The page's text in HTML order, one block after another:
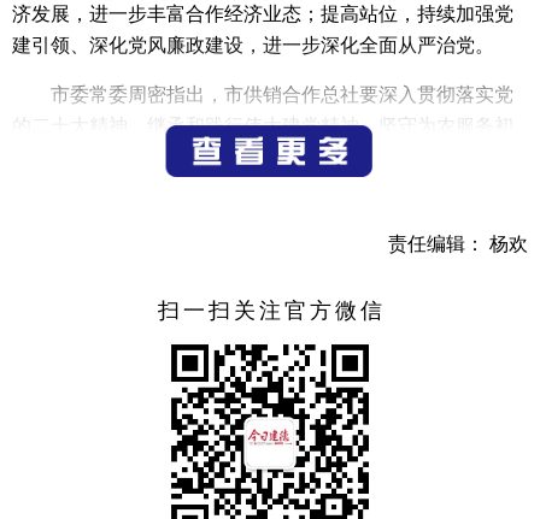
济发展，进一步丰富合作经济业态；提高站位，持续加强党
建引领、深化党风廉政建设，进一步深化全面从严治党。
市委常委周密指出，市供销合作总社要深入贯彻落实党
的二十大精神，继承和践行伟大建党精神，坚守为农服务初
心使命，做到与农民的利益、与农业的产业、与农村的事业
流通的服务网络，努力使供销合作社成为农业社会化服务的
力量；要积极探索、大胆实践、勇于创新，持续深化综合改
革，推进供销合作事业高质量发展，为建德农业农村发展作
（记者 钟镇怀）
责任编辑： 杨欢
扫一扫关注官方微信